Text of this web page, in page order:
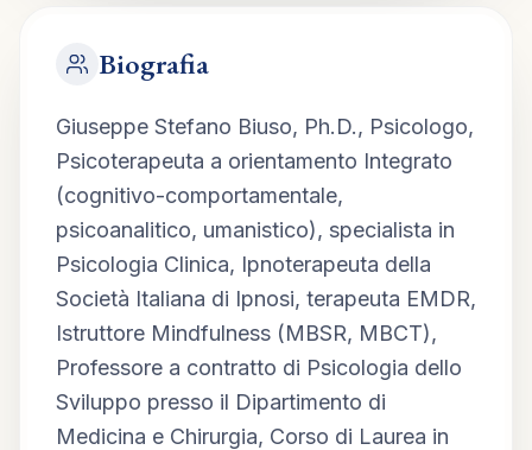
Biografia
Giuseppe Stefano Biuso, Ph.D., Psicologo,
Psicoterapeuta a orientamento Integrato
(cognitivo-comportamentale,
psicoanalitico, umanistico), specialista in
Psicologia Clinica, Ipnoterapeuta della
Società Italiana di Ipnosi, terapeuta EMDR,
Istruttore Mindfulness (MBSR, MBCT),
Professore a contratto di Psicologia dello
Sviluppo presso il Dipartimento di
Medicina e Chirurgia, Corso di Laurea in